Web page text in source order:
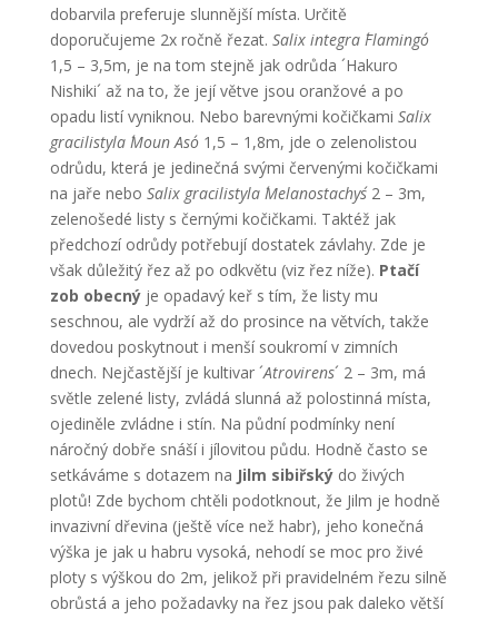
dobarvila preferuje slunnější místa. Určitě
doporučujeme 2x ročně řezat. Salix integra ´Flamingo´
1,5 – 3,5m, je na tom stejně jak odrůda ´Hakuro
Nishiki´ až na to, že její větve jsou oranžové a po
opadu listí vyniknou. Nebo barevnými kočičkami Salix
gracilistyla ´Moun Aso´1,5 – 1,8m, jde o zelenolistou
odrůdu, která je jedinečná svými červenými kočičkami
na jaře nebo Salix gracilistyla ´Melanostachys´2 – 3m,
zelenošedé listy s černými kočičkami. Taktéž jak
předchozí odrůdy potřebují dostatek závlahy. Zde je
však důležitý řez až po odkvětu (viz řez níže). Ptačí
zob obecnýje opadavý keř s tím, že listy mu
seschnou, ale vydrží až do prosince na větvích, takže
dovedou poskytnout i menší soukromí v zimních
dnech. Nejčastější je kultivar ´Atrovirens´ 2 – 3m, má
světle zelené listy, zvládá slunná až polostinná místa,
ojediněle zvládne i stín. Na půdní podmínky není
náročný dobře snáší i jílovitou půdu. Hodně často se
setkáváme s dotazem na Jilm sibiřskýdo živých
plotů! Zde bychom chtěli podotknout, že Jilm je hodně
invazivní dřevina (ještě více než habr), jeho konečná
výška je jak u habru vysoká, nehodí se moc pro živé
ploty s výškou do 2m, jelikož při pravidelném řezu silně
obrůstá a jeho požadavky na řez jsou pak daleko větší